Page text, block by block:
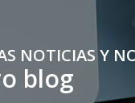
NOTICIAS Y
blog